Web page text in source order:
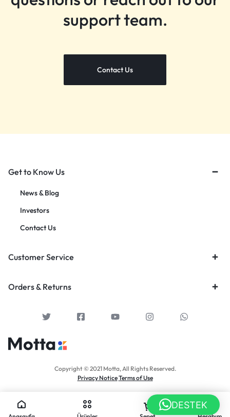
support team.
Contact Us
Get to Know Us
News & Blog
Investors
Contact Us
Customer Service
Orders & Returns
Copyright © 2021 Motta, All Rights Reserved.
Privacy NoticeTerms of Use
DESTEK